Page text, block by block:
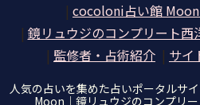
| cocoloni占い館
| 鏡リュウジのコンプリート西
| 監修者・占術紹介 | サイ
人気の占いを集めた占いポータルサ
Moon｜ 鏡リュウジのコンプリ